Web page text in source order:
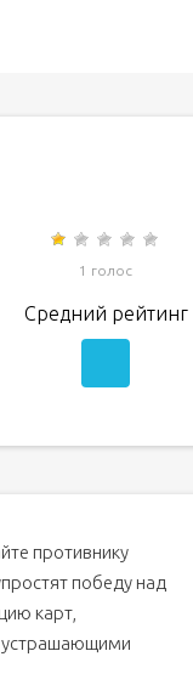
1 голос
Средний рейтинг
противнику
победу над
карт,
устрашающими